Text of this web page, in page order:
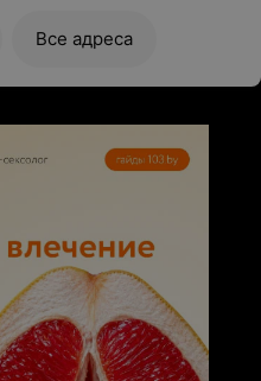
Спасибо Ольге за
Все адреса